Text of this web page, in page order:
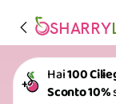
SHARRY
Hai100
Sconto 10%